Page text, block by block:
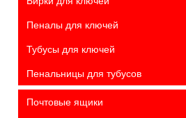
Пеналы для ключей
Тубусы для ключей
Пенальницы для тубусов
Почтовые ящики